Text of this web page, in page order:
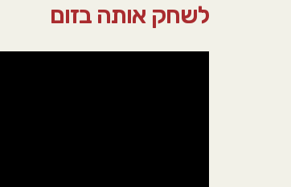
לשחק אותה בזום